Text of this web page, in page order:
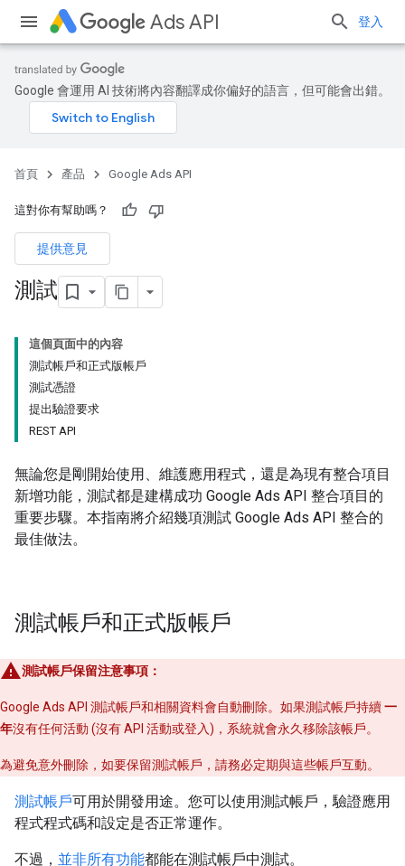
Ads API 登入
Google 會運用 AI 技術將內容翻譯成你偏好的語言，但可能會出錯。
首頁 產品 Google Ads API
這對你有幫助嗎？
提供意見
測試
這個頁面中的內容
測試帳戶和正式版帳戶
測試憑證
提出驗證要求
REST API
無論您是剛開始使用、維護應用程式，還是為現有整合項目
新增功能，測試都是建構成功 Google Ads API 整合項目的
重要步驟。本指南將介紹幾項測試 Google Ads API 整合的
最佳做法。
測試帳戶和正式版帳戶
測試帳戶保留注意事項：
Google Ads API 測試帳戶和相關資料會自動刪除。如果測試帳戶持續一
年沒有任何活動 (沒有 API 活動或登入)，系統就會永久移除該帳戶。
為避免意外刪除，如要保留測試帳戶，請務必定期與這些帳戶互動。
測試帳戶可用於開發用途。您可以使用測試帳戶，驗證應用
程式程式碼和設定是否正常運作。
不過， 並非所有功能都能在測試帳戶中測試。